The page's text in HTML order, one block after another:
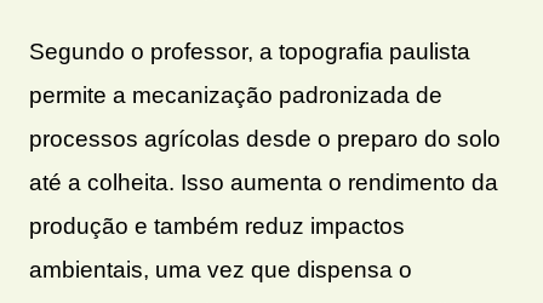
Segundo o professor, a topografia paulista
permite a mecanização padronizada de
processos agrícolas desde o preparo do solo
até a colheita. Isso aumenta o rendimento da
produção e também reduz impactos
ambientais, uma vez que dispensa o